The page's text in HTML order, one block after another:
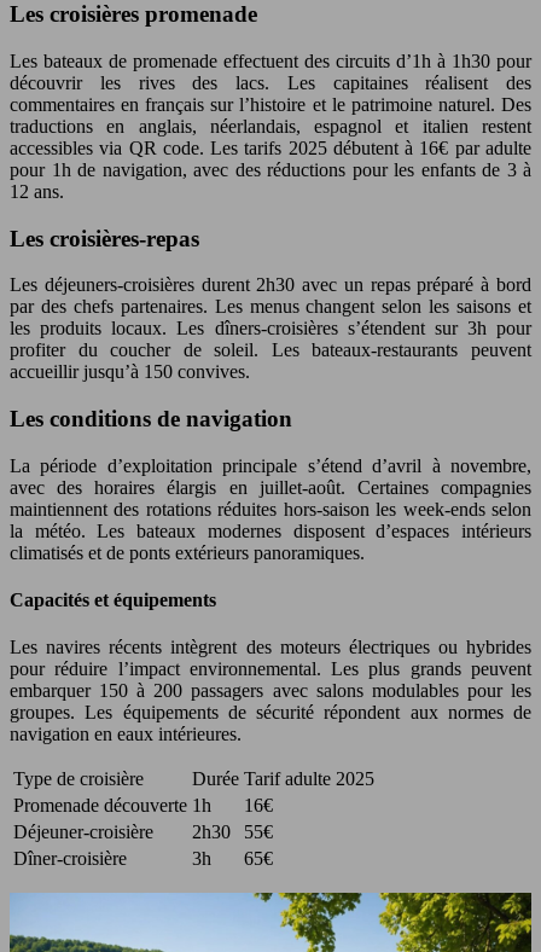
Les croisières promenade
Les bateaux de promenade effectuent des circuits d’1h à 1h30 pour
découvrir les rives des lacs. Les capitaines réalisent des
commentaires en français sur l’histoire et le patrimoine naturel. Des
traductions en anglais, néerlandais, espagnol et italien restent
accessibles via QR code. Les tarifs 2025 débutent à 16€ par adulte
pour 1h de navigation, avec des réductions pour les enfants de 3 à
12 ans.
Les croisières-repas
Les déjeuners-croisières durent 2h30 avec un repas préparé à bord
par des chefs partenaires. Les menus changent selon les saisons et
les produits locaux. Les dîners-croisières s’étendent sur 3h pour
profiter du coucher de soleil. Les bateaux-restaurants peuvent
accueillir jusqu’à 150 convives.
Les conditions de navigation
La période d’exploitation principale s’étend d’avril à novembre,
avec des horaires élargis en juillet-août. Certaines compagnies
maintiennent des rotations réduites hors-saison les week-ends selon
la météo. Les bateaux modernes disposent d’espaces intérieurs
climatisés et de ponts extérieurs panoramiques.
Capacités et équipements
Les navires récents intègrent des moteurs électriques ou hybrides
pour réduire l’impact environnemental. Les plus grands peuvent
embarquer 150 à 200 passagers avec salons modulables pour les
groupes. Les équipements de sécurité répondent aux normes de
navigation en eaux intérieures.
Type de croisière Durée Tarif adulte 2025
Promenade découverte 1h
16€
Déjeuner-croisière
2h30
55€
Dîner-croisière
3h 65€